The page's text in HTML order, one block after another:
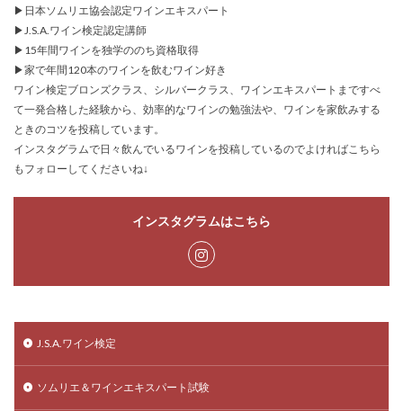
▶日本ソムリエ協会認定ワインエキスパート
▶J.S.A.ワイン検定認定講師
▶15年間ワインを独学ののち資格取得
▶家で年間120本のワインを飲むワイン好き
ワイン検定ブロンズクラス、シルバークラス、ワインエキスパートまですべ
て一発合格した経験から、効率的なワインの勉強法や、ワインを家飲みする
ときのコツを投稿しています。
インスタグラムで日々飲んでいるワインを投稿しているのでよければこちら
もフォローしてくださいね↓
インスタグラムはこちら
J.S.A.ワイン検定
ソムリエ＆ワインエキスパート試験